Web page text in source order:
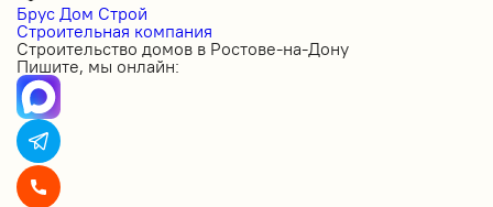
Брус Дом Строй
Строительная компания
Строительство домов в Ростове-на-Дону
Пишите, мы онлайн: